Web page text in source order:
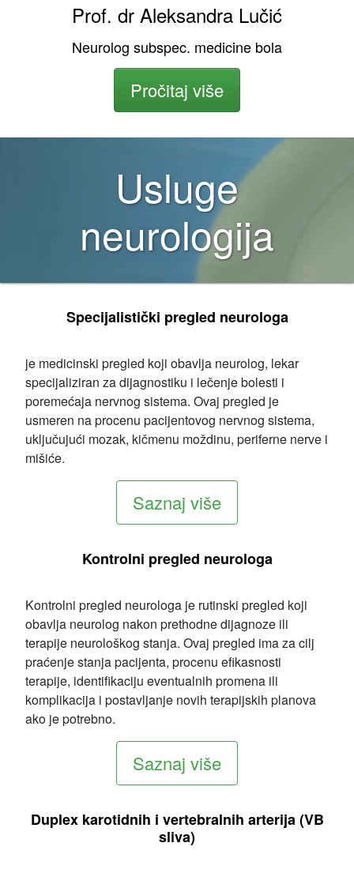
Prof. dr Aleksandra Lučić
Neurolog subspec. medicine bola
Pročitaj više
Usluge
neurologija
Specijalistički pregled neurologa
je medicinski pregled koji obavlja neurolog, lekar
specijaliziran za dijagnostiku i lečenje bolesti i
poremećaja nervnog sistema. Ovaj pregled je
usmeren na procenu pacijentovog nervnog sistema,
uključujući mozak, kičmenu moždinu, periferne nerve i
mišiće.
Saznaj više
Kontrolni pregled neurologa
Kontrolni pregled neurologa je rutinski pregled koji
obavlja neurolog nakon prethodne dijagnoze ili
terapije neurološkog stanja. Ovaj pregled ima za cilj
praćenje stanja pacijenta, procenu efikasnosti
terapije, identifikaciju eventualnih promena ili
komplikacija i postavljanje novih terapijskih planova
ako je potrebno.
Saznaj više
Duplex karotidnih i vertebralnih arterija (VB
sliva)